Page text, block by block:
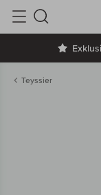
Suche
Teyssier